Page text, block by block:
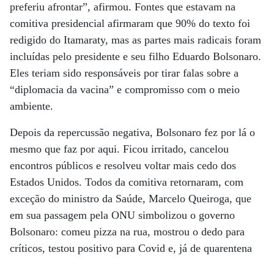
preferiu afrontar”, afirmou. Fontes que estavam na
comitiva presidencial afirmaram que 90% do texto foi
redigido do Itamaraty, mas as partes mais radicais foram
incluídas pelo presidente e seu filho Eduardo Bolsonaro.
Eles teriam sido responsáveis por tirar falas sobre a
“diplomacia da vacina” e compromisso com o meio
ambiente.
Depois da repercussão negativa, Bolsonaro fez por lá o
mesmo que faz por aqui. Ficou irritado, cancelou
encontros públicos e resolveu voltar mais cedo dos
Estados Unidos. Todos da comitiva retornaram, com
exceção do ministro da Saúde, Marcelo Queiroga, que
em sua passagem pela ONU simbolizou o governo
Bolsonaro: comeu pizza na rua, mostrou o dedo para
críticos, testou positivo para Covid e, já de quarentena